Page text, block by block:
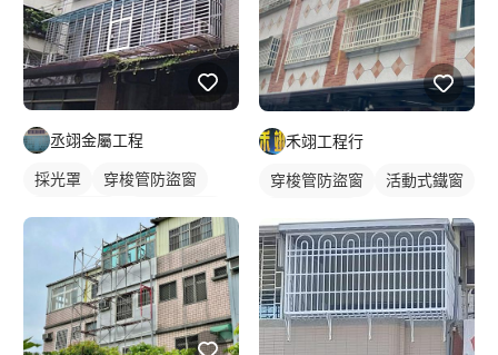
丞翊金屬工程
採光罩
穿梭管防盜窗
禾翊工程行
穿梭管防盜窗
活動式鐵窗